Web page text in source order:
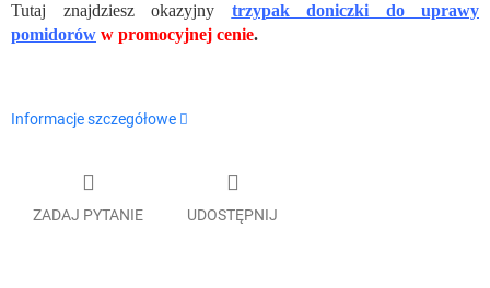
Tutaj znajdziesz okazyjny trzypak doniczki do uprawy
pomidorów w promocyjnej cenie.
Informacje szczegółowe
ZADAJ PYTANIE UDOSTĘPNIJ